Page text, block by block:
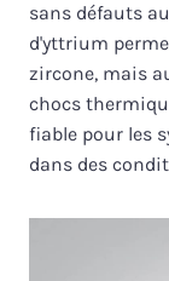
sans défauts
d'yttrium
zircone, mais
chocs
fiable pour les
dans des